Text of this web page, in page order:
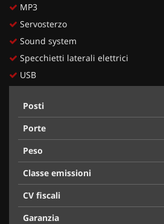
MP3
Servosterzo
Sound system
Specchietti laterali elettrici
USB
Posti
Porte
Peso
Classe emissioni
CV fiscali
Garanzia